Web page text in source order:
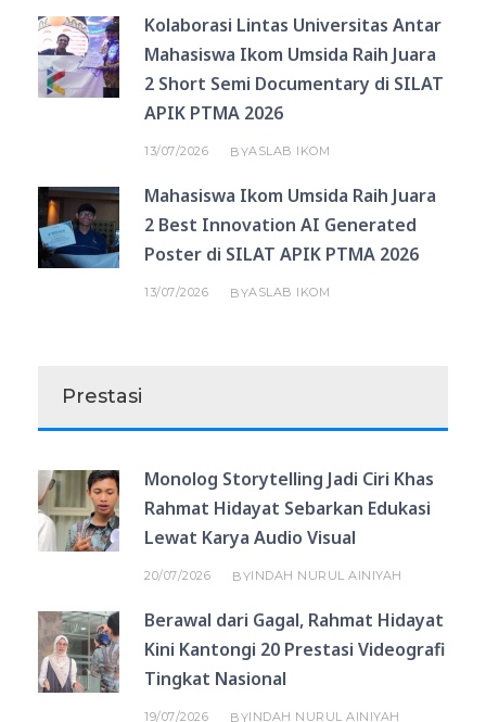
Kolaborasi Lintas Universitas Antar
Mahasiswa Ikom Umsida Raih Juara
2 Short Semi Documentary di SILAT
APIK PTMA 2026
13/07/2026 BYASLAB IKOM
Mahasiswa Ikom Umsida Raih Juara
2 Best Innovation AI Generated
Poster di SILAT APIK PTMA 2026
13/07/2026 BYASLAB IKOM
Prestasi
Monolog Storytelling Jadi Ciri Khas
Rahmat Hidayat Sebarkan Edukasi
Lewat Karya Audio Visual
20/07/2026 BYINDAH NURUL AINIYAH
Berawal dari Gagal, Rahmat Hidayat
Kini Kantongi 20 Prestasi Videografi
Tingkat Nasional
19/07/2026 BYINDAH NURUL AINIYAH